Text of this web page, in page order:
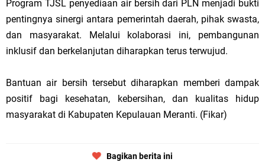
Program TJSL penyediaan air bersih dari PLN menjadi bukti
pentingnya sinergi antara pemerintah daerah, pihak swasta,
dan masyarakat. Melalui kolaborasi ini, pembangunan
inklusif dan berkelanjutan diharapkan terus terwujud.
Bantuan air bersih tersebut diharapkan memberi dampak
positif bagi kesehatan, kebersihan, dan kualitas hidup
masyarakat di Kabupaten Kepulauan Meranti. (Fikar)
Bagikan berita ini